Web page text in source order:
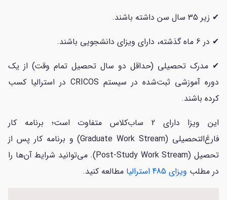
✔ زیر 35 سال سن داشته باشند.
✔ در 6 ماه گذشته، دارای ویزای دانشجویی باشند.
✔ مدرک تحصیلی (حداقل دو سال تحصیل تمام وقت) از یک
دوره آموزشی ثبت‌شده در سیستم CRICOS در استرالیا کسب
کرده باشند.
این ویزا دارای 2 ساب‌کلاس متفاوت است؛ برنامه کار
فارغ‌التحصیلی (Graduate Work Stream) و برنامه کار پس از
تحصیل (Post-Study Work Stream). می‌توانید شرایط آن‌ها را
در مطلب ویزای 485 استرالیا مطالعه کنید.